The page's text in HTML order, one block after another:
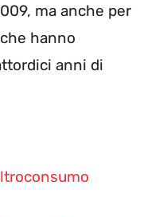
ma anche per
hanno
anni di